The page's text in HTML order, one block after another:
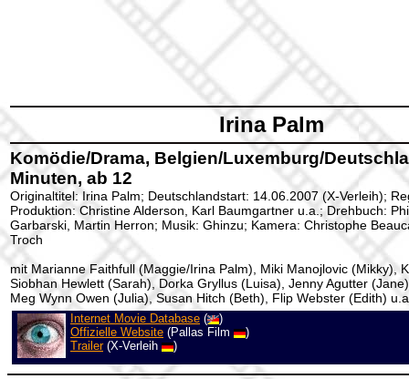
Irina Palm
Komödie/Drama, Belgien/Luxemburg/
Minuten, ab 12
Originaltitel: Irina Palm; Deutschlandstart: 14.06.2007 (X-Verleih);
Produktion: Christine Alderson, Karl Baumgartner u.a.; Drehbuch:
Garbarski, Martin Herron; Musik: Ghinzu; Kamera: Christophe
Troch
mit Marianne Faithfull (Maggie/Irina Palm), Miki Manojlovic (Mikky),
Siobhan Hewlett (Sarah), Dorka Gryllus (Luisa), Jenny Agutter
Meg Wynn Owen (Julia), Susan Hitch (Beth), Flip Webster (Edith)
Internet Movie Database (
)
Offizielle Website (Pallas Film
)
Trailer(X-Verleih )